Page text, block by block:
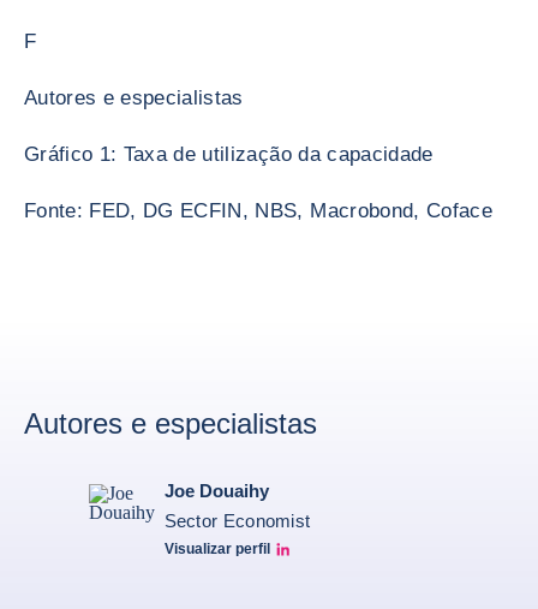
F
Autores e especialistas
Gráfico 1: Taxa de utilização da capacidade
Fonte: FED, DG ECFIN, NBS, Macrobond, Coface
Autores e especialistas
Joe Douaihy
Sector Economist
Visualizar perfil
Joe Linkedin